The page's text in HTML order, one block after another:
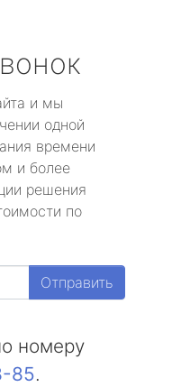
и мы
одной
времени
и более
решения
по
Отправить
номеру
85.